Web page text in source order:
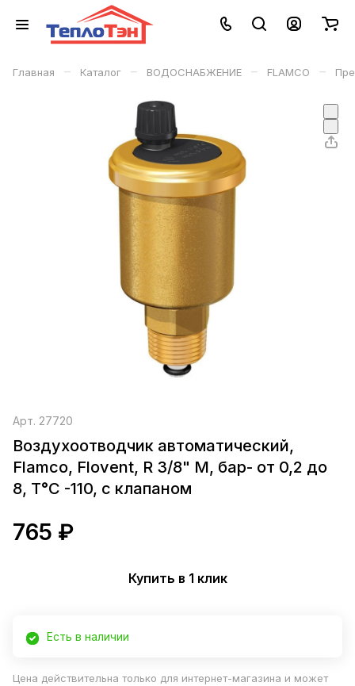
Главная – Каталог – ВОДОСНАБЖЕНИЕ – FLAMCO –
Арт. 27720
Воздухоотводчик автоматический,
Flamco, Flovent, R 3/8" M, бар- от 0,2 до
8, T°C -110, с клапаном
765 ₽
Купить в 1 клик
Есть в наличии
Цена действительна только для интернет-магазина и может